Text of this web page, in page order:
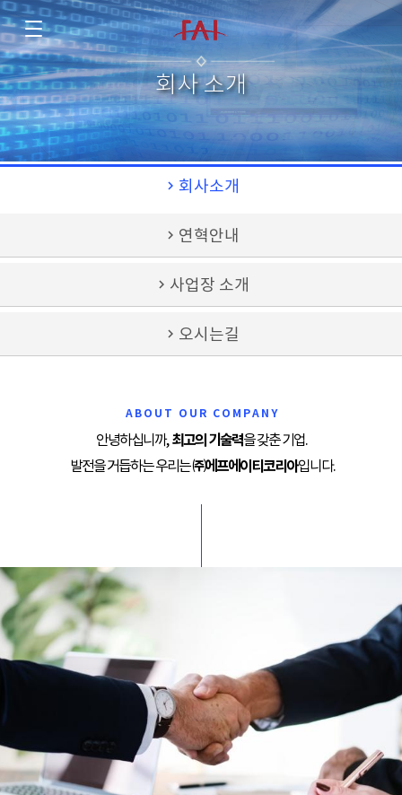
회사 소개
chevron_right 회사소개
chevron_right 연혁안내
chevron_right 사업장 소개
chevron_right 오시는길
ABOUT OUR COMPANY
안녕하십니까,최고의 기술력을 갖춘 기업.
발전을 거듭하는 우리는㈜에프에이티코리아입니다.